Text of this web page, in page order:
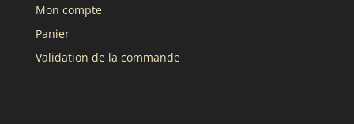
Mon compte
Panier
Validation de la commande